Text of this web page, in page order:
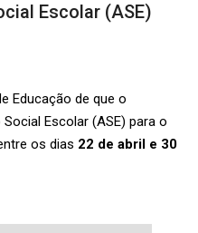
Escolar (ASE)
Educação de que o
Escolar (ASE) para o
os dias 22 de abril e 30